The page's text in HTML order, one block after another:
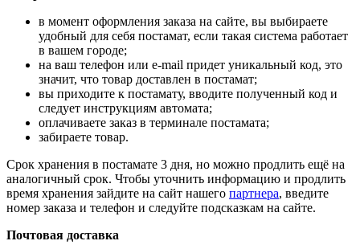
в момент оформления заказа на сайте, вы выбираете
удобный для себя постамат, если такая система работает
в вашем городе;
на ваш телефон или e-mail придет уникальный код, это
значит, что товар доставлен в постамат;
вы приходите к постамату, вводите полученный код и
следует инструкциям автомата;
оплачиваете заказ в терминале постамата;
забираете товар.
Срок хранения в постамате 3 дня, но можно продлить ещё на
аналогичный срок. Чтобы уточнить информацию и продлить
время хранения зайдите на сайт нашего партнера, введите
номер заказа и телефон и следуйте подсказкам на сайте.
Почтовая доставка